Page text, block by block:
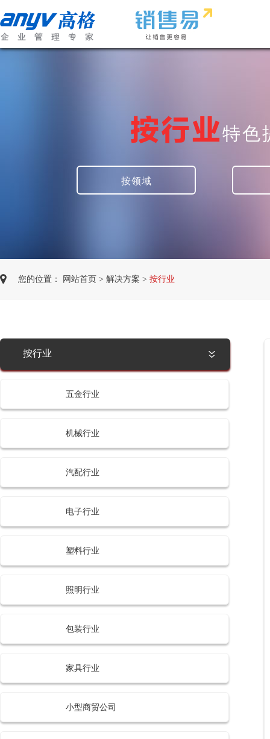
按行业特色
按领域
您的位置： 网站首页 > 解决方案 > 按行业
按行业
五金行业
机械行业
汽配行业
电子行业
塑料行业
照明行业
包装行业
家具行业
小型商贸公司